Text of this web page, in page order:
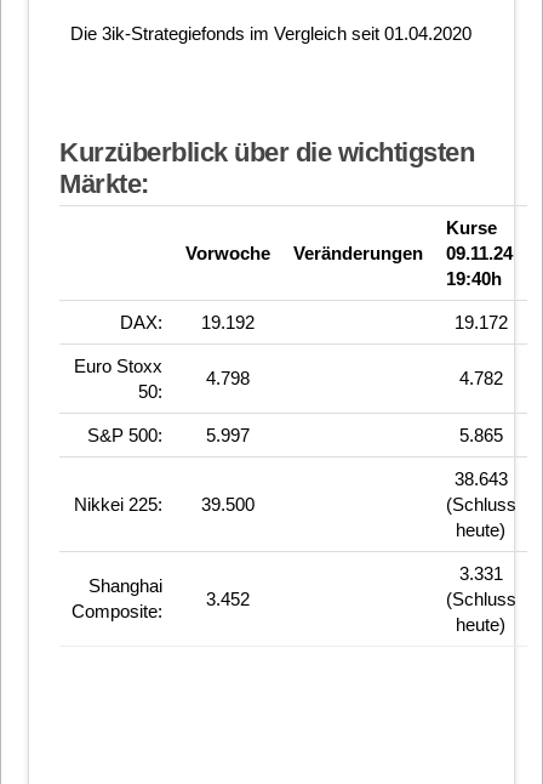
Die 3ik-Strategiefonds im Vergleich seit 01.04.2020
Kurzüberblick über die wichtigsten
Märkte:
Vorwoche Veränderungen
Kurse
09.11.24
19:40h
DAX: 19.192 19.172
Euro Stoxx
50:
4.798 4.782
S&P 500: 5.997 5.865
Nikkei 225: 39.500
38.643
(Schluss
heute)
Shanghai
Composite:
3.452
3.331
(Schluss
heute)